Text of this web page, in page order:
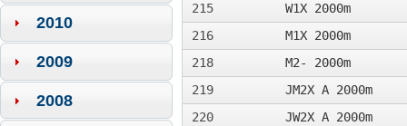
2010
2009
2008
215
W1X 2000m
216
M1X 2000m
218
M2- 2000m
219
JM2X A 2000m
220
JW2X A 2000m